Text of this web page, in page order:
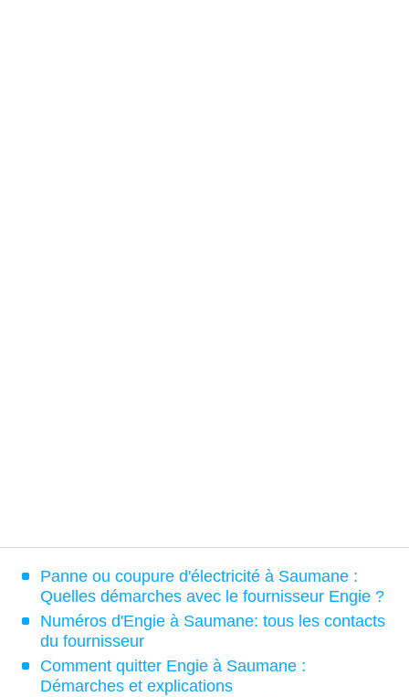
Panne ou coupure d'électricité à Saumane :
Quelles démarches avec le fournisseur Engie ?
Numéros d'Engie à Saumane: tous les contacts
du fournisseur
Comment quitter Engie à Saumane :
Démarches et explications